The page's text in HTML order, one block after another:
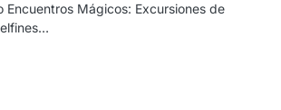
Encuentros Mágicos: Excursiones de